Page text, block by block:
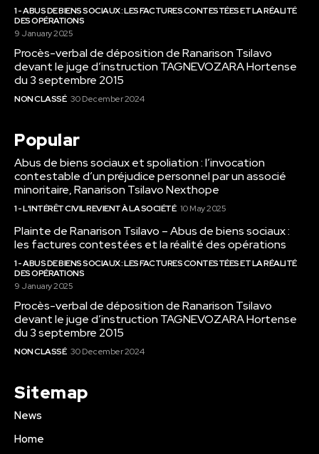
1 - ABUS DE BIENS SOCIAUX : LES FACTURES CONTESTÉES ET LA RÉALITÉ
DES OPÉRATIONS
9 January 2025
Procès-verbal de déposition de Ranarison Tsilavo
devant le juge d’instruction TAGNEVOZARA Hortense
du 3 septembre 2015
NON CLASSÉ 30 December 2024
Popular
Abus de biens sociaux et spoliation : l’invocation
contestable d’un préjudice personnel par un associé
minoritaire, Ranarison Tsilavo Nexthope
1 - L'INTÉRÊT CIVIL REVIENT À LA SOCIÉTÉ 10 May 2025
Plainte de Ranarison Tsilavo – Abus de biens sociaux :
les factures contestées et la réalité des opérations
1 - ABUS DE BIENS SOCIAUX : LES FACTURES CONTESTÉES ET LA RÉALITÉ
DES OPÉRATIONS
9 January 2025
Procès-verbal de déposition de Ranarison Tsilavo
devant le juge d’instruction TAGNEVOZARA Hortense
du 3 septembre 2015
NON CLASSÉ 30 December 2024
Sitemap
News
Home